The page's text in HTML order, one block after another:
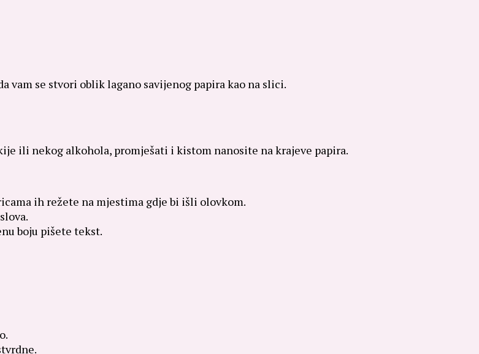
vam se stvori oblik lagano savijenog papira kao na slici.
ili nekog alkohola, promješati i kistom nanosite na krajeve papira.
ih režete na mjestima gdje bi išli olovkom.
boju pišete tekst.